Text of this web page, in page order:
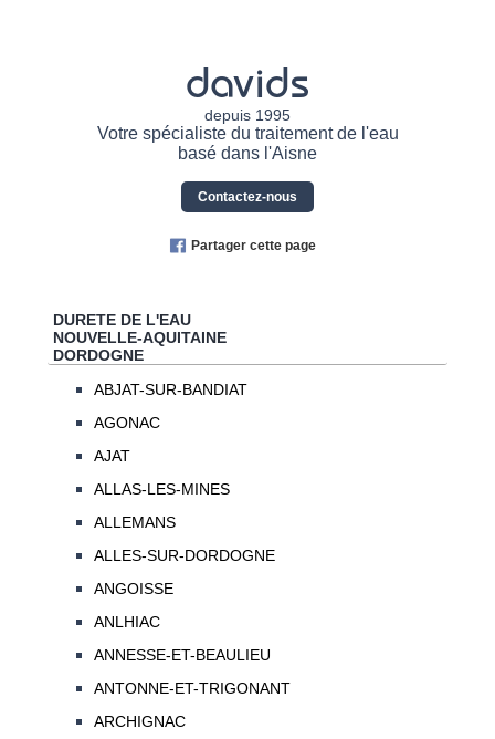
davids
depuis 1995
Votre spécialiste du traitement de l'eau
basé dans l'Aisne
Contactez-nous
Partager cette page
DURETE DE L'EAU
NOUVELLE-AQUITAINE
DORDOGNE
ABJAT-SUR-BANDIAT
AGONAC
AJAT
ALLAS-LES-MINES
ALLEMANS
ALLES-SUR-DORDOGNE
ANGOISSE
ANLHIAC
ANNESSE-ET-BEAULIEU
ANTONNE-ET-TRIGONANT
ARCHIGNAC